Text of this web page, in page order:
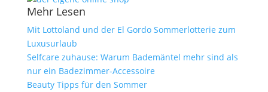
Mehr Lesen
Mit Lottoland und der El Gordo Sommerlotterie zum
Luxusurlaub
Selfcare zuhause: Warum Bademäntel mehr sind als
nur ein Badezimmer-Accessoire
Beauty Tipps für den Sommer